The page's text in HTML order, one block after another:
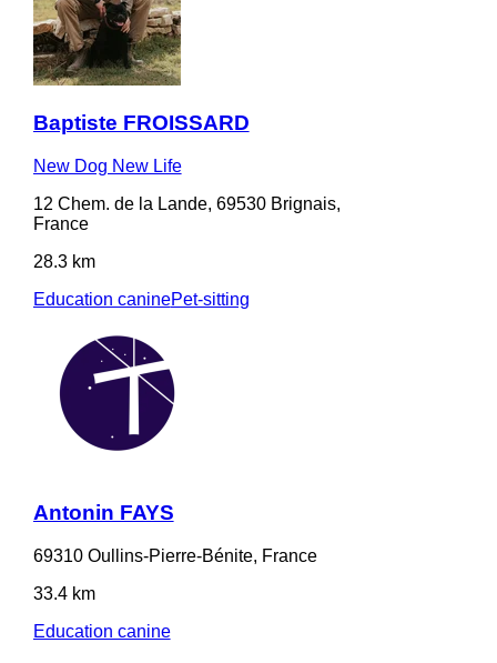
Baptiste FROISSARD
New Dog New Life
12 Chem. de la Lande, 69530 Brignais,
France
28.3 km
Education caninePet-sitting
Antonin FAYS
69310 Oullins-Pierre-Bénite, France
33.4 km
Education canine